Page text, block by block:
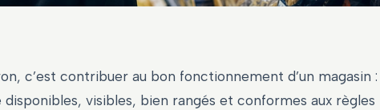
c’est contribuer au bon fonctionnement d’un magasin :
visibles, bien rangés et conformes aux règles